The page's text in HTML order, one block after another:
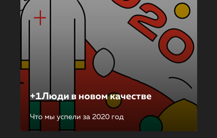
+1Люди в новом качестве
Что мы успели за 2020 год